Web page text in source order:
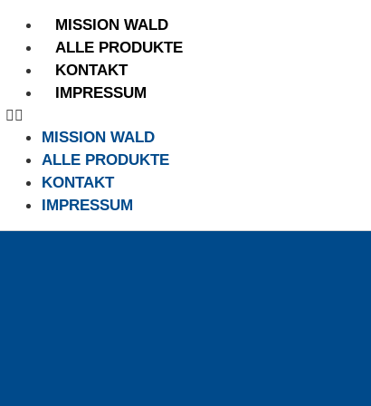
MISSION WALD
ALLE PRODUKTE
KONTAKT
IMPRESSUM
MISSION WALD
ALLE PRODUKTE
KONTAKT
IMPRESSUM